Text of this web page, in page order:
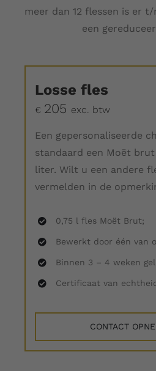
meer dan 12 flessen is er
een
Losse fles
€ 205 exc. btw
Een gepersonaliseerde
standaard een Moët brut
liter. Wilt u een andere
vermelden in de
0,75 l fles Moët Brut;
Bewerkt door één van
Binnen 3 – 4 weken
Certificaat van
CONTACT